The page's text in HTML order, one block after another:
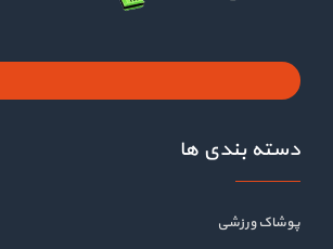
دسته بندی ها
پوشاک ورزشی